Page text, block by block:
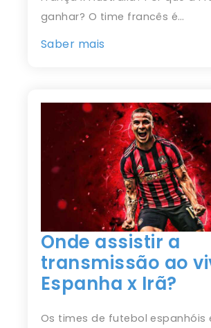
ganhar? O time francês é…
Saber mais
Onde assistir a
transmissão ao
Espanha x Irã?
Os times de futebol espanhóis